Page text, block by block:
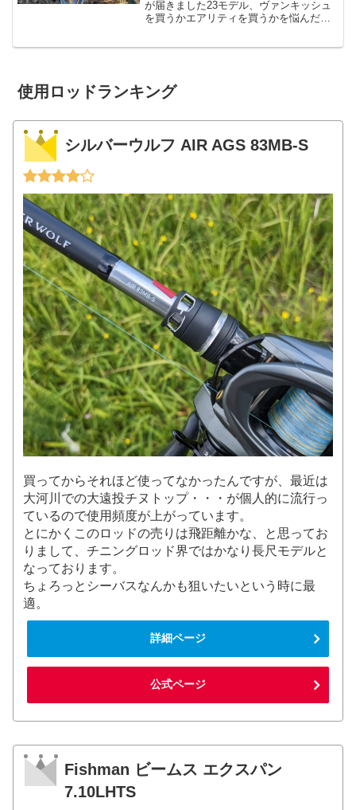
が届きました23モデル、ヴァンキッシュ
を買うかエアリティを買うかを悩んだ
使用ロッドランキング
シルバーウルフ AIR AGS 83MB-S
買ってからそれほど使ってなかったんですが、最近は
大河川での大遠投チヌトップ・・・が個人的に流行っ
ているので使用頻度が上がっています。
とにかくこのロッドの売りは飛距離かな、と思ってお
りまして、チニングロッド界ではかなり長尺モデルと
なっております。
ちょろっとシーバスなんかも狙いたいという時に最
適。
詳細ページ
公式ページ
Fishman ビームス エクスパン
7.10LHTS